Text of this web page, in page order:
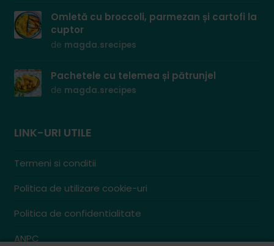
Omletă cu broccoli, parmezan și cartofi la
cuptor
de magda.srecipes
Pachetele cu telemea și pătrunjel
de magda.srecipes
LINK-URI UTILE
Termeni si conditii
Politica de utilizare cookie-uri
Politica de confidentialitate
ANPC